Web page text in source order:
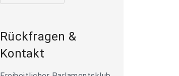
Rückfragen &
Kontakt